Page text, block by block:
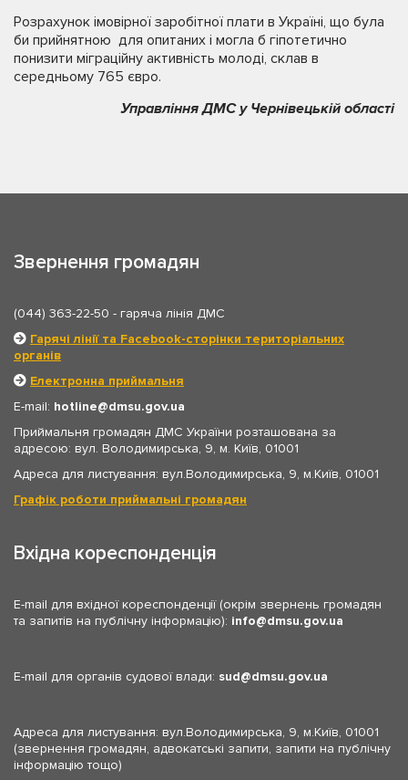
Розрахунок імовірної заробітної плати в Україні, що була
би прийнятною для опитаних і могла б гіпотетично
понизити міграційну активність молоді, склав в
середньому 765 євро.
Управління ДМС у Чернівецькій області
Звернення громадян
(044) 363-22-50 - гаряча лінія ДМС
Гарячі лінії та Facebook-сторінки територіальних
органів
Електронна приймальня
E-mail: hotline
dmsu.gov.ua
Приймальня громадян ДМС України розташована за
адресою: вул. Володимирська, 9, м. Київ, 01001
Адреса для листування: вул.Володимирська, 9, м.Київ, 01001
Графік роботи приймальні громадян
Вхідна кореспонденція
E-mail для вхідної кореспонденції (окрім звернень громадян
та запитів на публічну інформацію): info dmsu.gov.ua
E-mail для органів судової влади: sud dmsu.gov.ua
Адреса для листування: вул.Володимирська, 9, м.Київ, 01001
(звернення громадян, адвокатські запити, запити на публічну
інформацію тощо)